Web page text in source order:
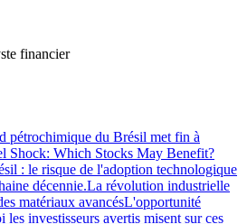
financier
pétrochimique du Brésil met fin à
Shock: Which Stocks May Benefit?
: le risque de l'adoption technologique
décennie.La révolution industrielle
matériaux avancésL'opportunité
investisseurs avertis misent sur ces